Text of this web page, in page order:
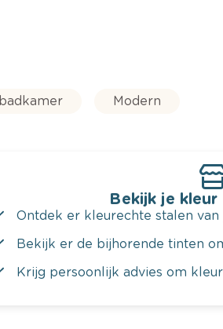
badkamer Modern
Bekijk je
Ontdek er kleurechte stalen
Bekijk er de bijhorende tinten
Krijg persoonlijk advies om